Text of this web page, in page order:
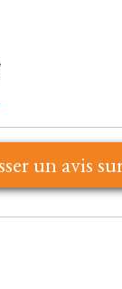
un avis